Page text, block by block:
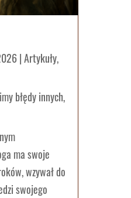
|Artykuły,
błędy innych,
ma swoje
wzywał do
swojego